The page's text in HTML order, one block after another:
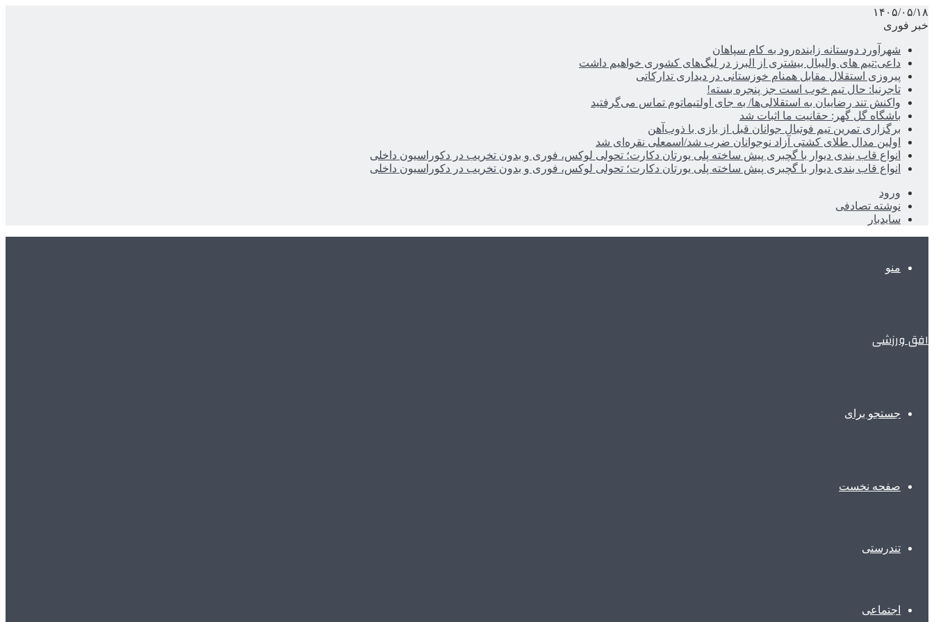
۱۴۰۵/۰۵/۱۸
خبر فوری
شهرآورد دوستانه زاینده‌رود به کام سپاهان
داعی:تیم های والیبال بیشتری از البرز در لیگ‌های کشوری خواهیم داشت
پیروزی استقلال مقابل همنام خوزستانی در دیداری تدارکاتی
تاجرنیا: حال تیم خوب است جز پنجره بسته!
واکنش تند رضاییان به استقلالی‌ها/ به جای اولتیماتوم تماس می‌گرفتید
باشگاه گل گهر: حقانیت ما اثبات شد
برگزاری تمرین تیم فوتبال جوانان قبل از بازی با ذوب‌آهن
اولین مدال طلای کشتی آزاد نوجوانان ضرب شد/اسمعلی نقره‌ای شد
انواع قاب بندی دیوار با گچبری پیش ساخته پلی یورتان دکارت؛ تحولی لوکس، فوری و بدون تخریب در دکوراسیون داخلی
انواع قاب بندی دیوار با گچبری پیش ساخته پلی یورتان دکارت؛ تحولی لوکس، فوری و بدون تخریب در دکوراسیون داخلی
ورود
نوشته تصادفی
سایدبار
منو
افق ورزشی
جستجو برای
صفحه نخست
تندرستی
اجتماعی